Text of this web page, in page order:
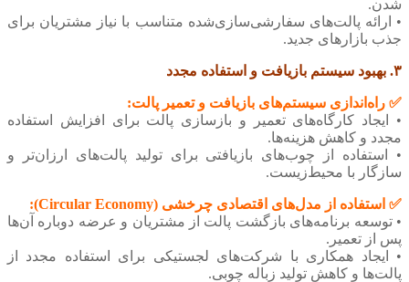
شدن.
• ارائه پالت‌های سفارشی‌سازی‌شده متناسب با نیاز مشتریان برای
جذب بازارهای جدید.
۳. بهبود سیستم بازیافت و استفاده مجدد
✅ راه‌اندازی سیستم‌های بازیافت و تعمیر پالت:
• ایجاد کارگاه‌های تعمیر و بازسازی پالت برای افزایش استفاده
مجدد و کاهش هزینه‌ها.
• استفاده از چوب‌های بازیافتی برای تولید پالت‌های ارزان‌تر و
سازگار با محیط‌زیست.
✅ استفاده از مدل‌های اقتصادی چرخشی (Circular Economy):
• توسعه برنامه‌های بازگشت پالت از مشتریان و عرضه دوباره آن‌ها
پس از تعمیر.
• ایجاد همکاری با شرکت‌های لجستیکی برای استفاده مجدد از
پالت‌ها و کاهش تولید زباله چوبی.